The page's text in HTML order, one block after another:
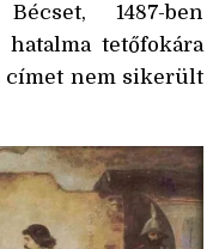
1487-ben
tetőfokára
címet nem sikerült